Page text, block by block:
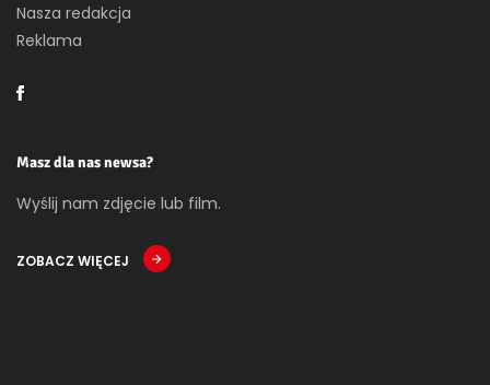
Nasza redakcja
Reklama
Masz dla nas newsa?
Wyślij nam zdjęcie lub film.
ZOBACZ WIĘCEJ